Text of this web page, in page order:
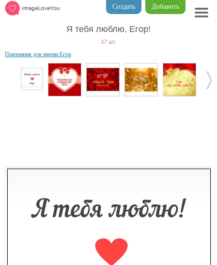
Добавить
Создать
Я тебя люблю, Егор!
17 шт.
Признания для имени Егор